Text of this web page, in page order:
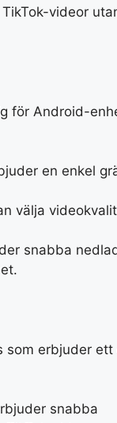
videor
för Android-
en enkel
välja
snabba
som erbjuder
snabba